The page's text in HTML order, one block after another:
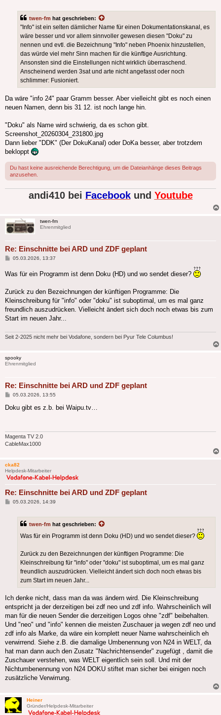
twen-fm hat geschrieben:
"Info" ist ein selten dämlicher Name für einen Dokumentationskanal, es
wäre besser und vor allem sinnvoller gewesen diesen "Doku" zu
nennen und evtl. die Bezeichnung "Info" neben Phoenix hinzustellen,
das würde viel mehr Sinn machen für die künftige Ausrichtung.
Ansonsten sind die Einstellungen nicht wirklich überraschend.
Anscheinend werden 3sat und arte nicht angefasst oder noch
schlimmer: Fusioniert.
Da wäre "info 24" paar Gramm besser. Aber vielleicht gibt es noch einen
neuen Namen, denn bis 31 12. ist noch lange hin.
"Doku" als Name wird schwierig, da es schon gibt.
Screenshot_20260304_231800.jpg
Dann lieber "DDK" (Der DokuKanal) oder DoKa besser, aber trotzdem
bekloppt
Du hast keine ausreichende Berechtigung, um die Dateianhänge dieses Beitrags
anzusehen.
andi410 bei Facebookund Youtube
twen-fm
Ehrenmitglied
Re: Einschnitte bei ARD und ZDF geplant
Beitrag
05.03.2026, 13:37
Was für ein Programm ist denn Doku (HD) und wo sendet dieser?
Zurück zu den Bezeichnungen der künftigen Programme: Die
Kleinschreibung für "info" oder "doku" ist suboptimal, um es mal ganz
freundlich auszudrücken. Vielleicht ändert sich doch noch etwas bis zum
Start im neuen Jahr...
Seit 2-2025 nicht mehr bei Vodafone, sondern bei Pyur Tele Columbus!
spooky
Ehrenmitglied
Re: Einschnitte bei ARD und ZDF geplant
Beitrag
05.03.2026, 13:55
Doku gibt es z.b. bei Waipu.tv…
Magenta TV 2.0
CableMax1000
cka82
Helpdesk-Mitarbeiter
Re: Einschnitte bei ARD und ZDF geplant
Beitrag
05.03.2026, 14:39
twen-fm hat geschrieben:
Was für ein Programm ist denn Doku (HD) und wo sendet dieser?
Zurück zu den Bezeichnungen der künftigen Programme: Die
Kleinschreibung für "info" oder "doku" ist suboptimal, um es mal ganz
freundlich auszudrücken. Vielleicht ändert sich doch noch etwas bis
zum Start im neuen Jahr...
Ich denke nicht, dass man da was ändern wird. Die Kleinschreibung
entspricht ja der derzeitigen bei zdf neo und zdf info. Wahrscheinlich will
man für die neuen Sender die derzeitigen Logos ohne "zdf" beibehalten.
Und "neo" und "info" kennen die meisten Zuschauer ja wegen zdf neo und
zdf info als Marke, da wäre ein komplett neuer Name wahrscheinlich eh
verwirrend. Siehe z.B. die damalige Umbenennung von N24 in WELT, da
hat man dann auch den Zusatz "Nachrichtensender" zugefügt , damit die
Zuschauer verstehen, was WELT eigentlich sein soll. Und mit der
Nichtumbenennung von N24 DOKU stiftet man sicher bei einigen noch
zusätzliche Verwirrung.
Heiner
Gründer/Helpdesk-Mitarbeiter